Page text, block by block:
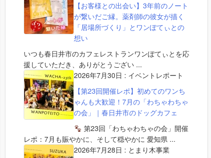
【お客様との出会い】3年前のノート
が繋いだご縁。薬剤師の彼女が描く
「居場所づくり」とワンぽてぃとの
想い
いつも春日井市のカフェレストランワンぽてぃとを応
援していただき、ありがとうござい ...
2026年7月30日 : イベントレポート
【第23回開催レポ】初めてのワンち
ゃんも大歓迎！7月の「わちゃわちゃ
の会」｜春日井市のドッグカフェ
第23回「わちゃわちゃの会」開催
レポ：7月も賑やかに、そして穏やかに 愛知県 ...
2026年7月28日 : とまり木事業